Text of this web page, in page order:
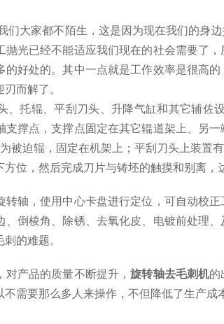
们大家都不陌生，这是因为现在我们的身
抛光已经不能适应我们现在的社会需要了
的好处的。其中一点就是工作效率是很高
而解了。
托辊、平刮刀头、升降气缸和其它辅佐
支撑点，支撑点固定在其它辊道架上、另
被迫辊，固定在机架上；平刮刀头上装置
位，然后完成刀片与铸坯的触摸和别离，
，使用中心卡盘进行定位，可自动校正
、倒棱角、除锈、去氧化皮、电镀前处理
的难题。
产品的质量不断提升，旋转轴去毛刺机的
需要那么多人来操作，不但降低了生产